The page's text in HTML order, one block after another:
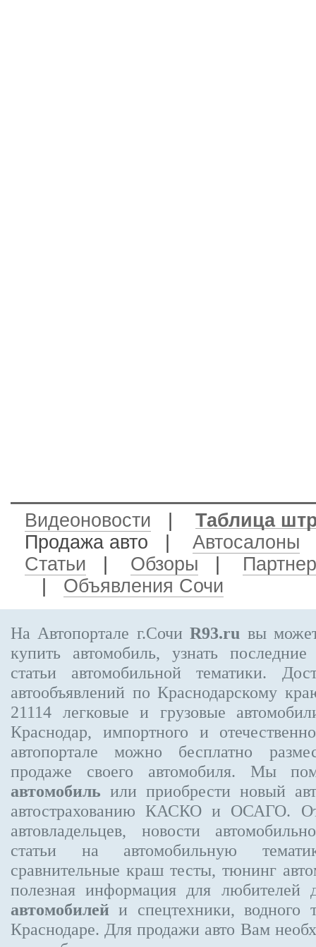
Видеоновости
Таблица
Продажа авто
Автосалоны
Статьи
Обзоры
Объявления Сочи
На Автопортале г.СочиR93.ru вы
купить автомобиль, узнать
статьи автомобильной тематики.
автообъявлений по Краснодарскому
21114 легковые и грузовые
Краснодар, импортного и
автопортале можно бесплатно
продаже своего автомобиля. Мы
автомобиль или приобрести новый
автострахованию КАСКО и ОСАГО.
автовладельцев, новости
статьи на автомобильную
сравнительные краш тесты, тюнинг
полезная информация для любителей
автомобилей и спецтехники, водного
Краснодаре. Для продажи авто Вам